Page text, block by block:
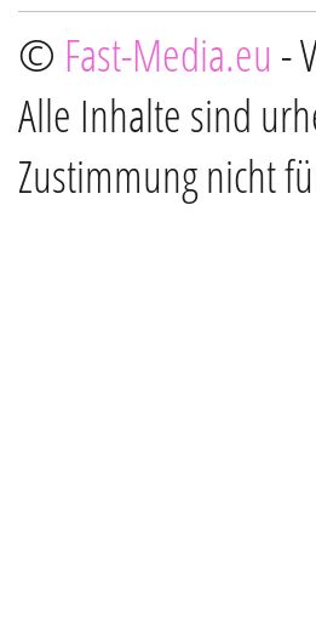
© Fast-Media.eu -
Alle Inhalte sind
Zustimmung nicht